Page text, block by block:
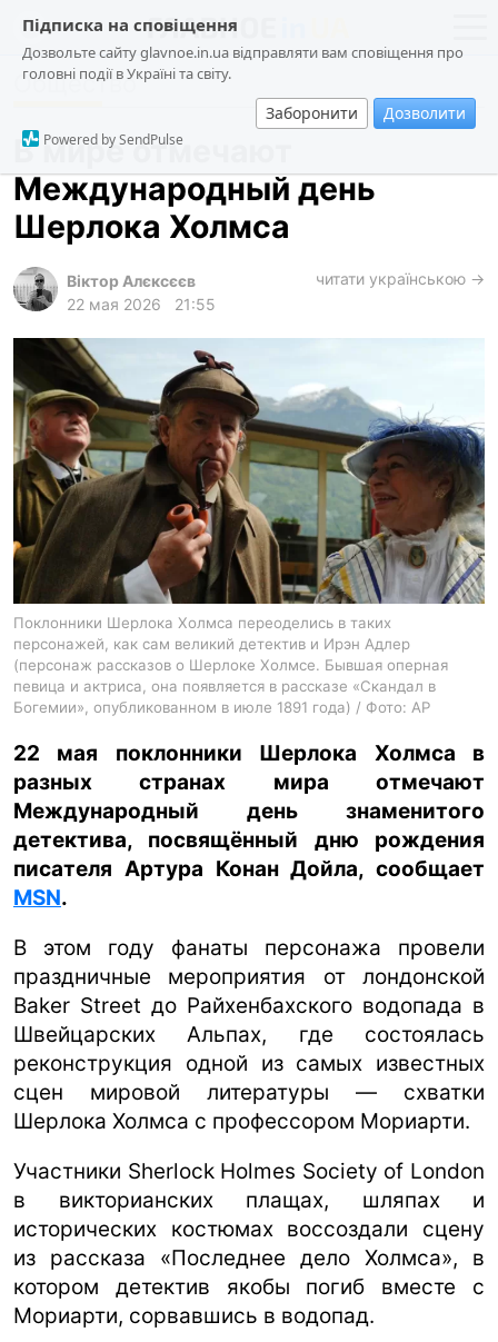
Підписка на сповіщення
Дозвольте сайту glavnoe.in.ua відправляти вам сповіщення про
головні події в Україні та світу.
Заборонити Дозволити
Powered by SendPulse
новости
о проекте
общество
происшествия
криминал
харьков
архив
gambling
ua
Общество
В мире отмечают
Международный день
Шерлока Холмса
Віктор Алєксєєв
22 мая 2026
21:55
читати українською →
Поклонники Шерлока Холмса переоделись в таких
персонажей, как сам великий детектив и Ирэн Адлер
(персонаж рассказов о Шерлоке Холмсе. Бывшая оперная
певица и актриса, она появляется в рассказе «Скандал в
Богемии», опубликованном в июле 1891 года) / Фото: AP
22 мая поклонники Шерлока Холмса в
разных странах мира отмечают
Международный день знаменитого
детектива, посвящённый дню рождения
писателя Артура Конан Дойла, сообщает
MSN.
В этом году фанаты персонажа провели
праздничные мероприятия от лондонской
Baker Street до Райхенбахского водопада в
Швейцарских Альпах, где состоялась
реконструкция одной из самых известных
сцен мировой литературы — схватки
Шерлока Холмса с профессором Мориарти.
Участники Sherlock Holmes Society of London
в викторианских плащах, шляпах и
исторических костюмах воссоздали сцену
из рассказа «Последнее дело Холмса», в
котором детектив якобы погиб вместе с
Мориарти, сорвавшись в водопад.